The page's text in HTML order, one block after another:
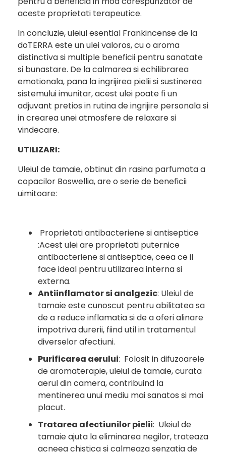
aceste proprietati terapeutice.
In concluzie, uleiul esential Frankincense de la
doTERRA este un ulei valoros, cu o aroma
distinctiva si multiple beneficii pentru sanatate
si bunastare. De la calmarea si echilibrarea
emotionala, pana la ingrijirea pielii si sustinerea
sistemului imunitar, acest ulei poate fi un
adjuvant pretios in rutina de ingrijire personala si
in crearea unei atmosfere de relaxare si
vindecare.
UTILIZARI:
Uleiul de tamaie, obtinut din rasina parfumata a
copacilor Boswellia, are o serie de beneficii
uimitoare:
Proprietati antibacteriene si antiseptice
:Acest ulei are proprietati puternice
antibacteriene si antiseptice, ceea ce il
face ideal pentru utilizarea interna si
externa.
Antiinflamator si analgezic: Uleiul de
tamaie este cunoscut pentru abilitatea sa
de a reduce inflamatia si de a oferi alinare
impotriva durerii, fiind util in tratamentul
diverselor afectiuni.
Purificarea aerului: Folosit in difuzoarele
de aromaterapie, uleiul de tamaie, curata
aerul din camera, contribuind la
mentinerea unui mediu mai sanatos si mai
placut.
Tratarea afectiunilor pielii: Uleiul de
tamaie ajuta la eliminarea negilor, trateaza
acneea chistica si calmeaza senzatia de